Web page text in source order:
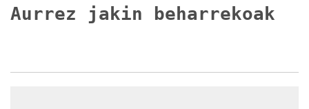
Aurrez jakin beharrekoak